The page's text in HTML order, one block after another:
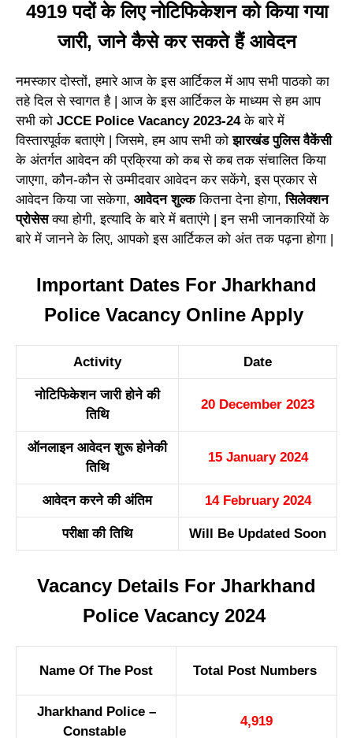
4919 पदों के लिए नोटिफिकेशन को किया गया
जारी, जाने कैसे कर सकते हैं आवेदन
नमस्कार दोस्तों, हमारे आज के इस आर्टिकल में आप सभी पाठको का
तहे दिल से स्वागत है | आज के इस आर्टिकल के माध्यम से हम आप
सभी को JCCE Police Vacancy 2023-24के बारे में
विस्तारपूर्वक बताएंगे | जिसमे, हम आप सभी को झारखंड पुलिस वैकेंसी
के अंतर्गत आवेदन की प्रक्रिया को कब से कब तक संचालित किया
जाएगा, कौन-कौन से उम्मीदवार आवेदन कर सकेंगे, इस प्रकार से
आवेदन किया जा सकेगा, आवेदन शुल्ककितना देना होगा,सिलेक्शन
प्रोसेसक्या होगी, इत्यादि के बारे में बताएंगे | इन सभी जानकारियों के
बारे में जानने के लिए, आपको इस आर्टिकल को अंत तक पढ़ना होगा |
Important Dates For Jharkhand
Police Vacancy Online Apply
Activity Date
नोटिफिकेशन जारी होने की
तिथि
20 December 2023
ऑनलाइन आवेदन शुरू होनेकी
तिथि
15 January 2024
आवेदन करने की अंतिम 14 February 2024
परीक्षा की तिथि Will Be Updated Soon
Vacancy Details For Jharkhand
Police Vacancy 2024
Name Of The Post Total Post Numbers
Jharkhand Police –
Constable
4,919